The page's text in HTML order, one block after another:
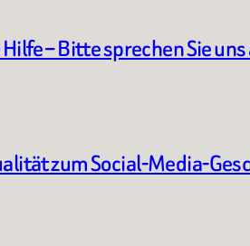
– Bitte sprechen Sie uns
zum Social-Media-